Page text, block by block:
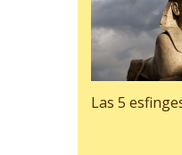
Las 5